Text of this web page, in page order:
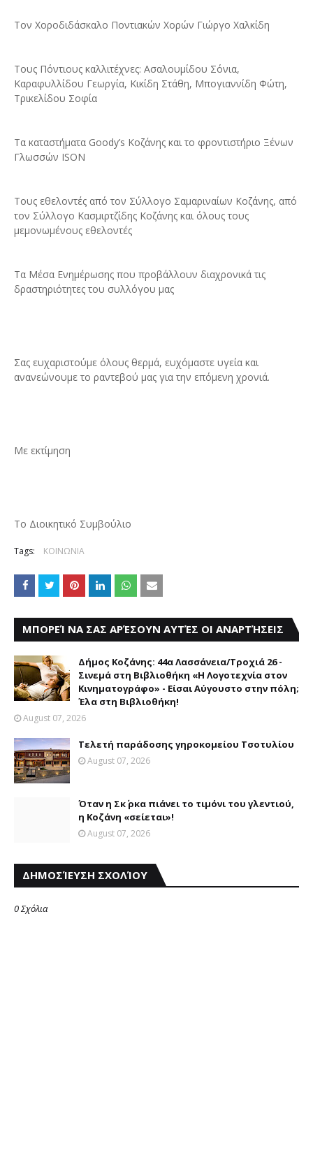
Τον Χοροδιδάσκαλο Ποντιακών Χορών Γιώργο Χαλκίδη
Τους Πόντιους καλλιτέχνες: Ασαλουμίδου Σόνια,
Καραφυλλίδου Γεωργία, Κικίδη Στάθη, Μπογιαννίδη Φώτη,
Τρικελίδου Σοφία
Τα καταστήματα Goody’s Κοζάνης και το φροντιστήριο Ξένων
Γλωσσών ISON
Τους εθελοντές από τον Σύλλογο Σαμαριναίων Κοζάνης, από
τον Σύλλογο Κασμιρτζίδης Κοζάνης και όλους τους
μεμονωμένους εθελοντές
Τα Μέσα Ενημέρωσης που προβάλλουν διαχρονικά τις
δραστηριότητες του συλλόγου μας
Σας ευχαριστούμε όλους θερμά, ευχόμαστε υγεία και
ανανεώνουμε το ραντεβού μας για την επόμενη χρονιά.
Με εκτίμηση
Το Διοικητικό Συμβούλιο
Tags: ΚΟΙΝΩΝΙΑ
ΜΠΟΡΕΊ ΝΑ ΣΑΣ ΑΡΈΣΟΥΝ ΑΥΤΈΣ ΟΙ ΑΝΑΡΤΉΣΕΙΣ
Δήμος Κοζάνης: 44α Λασσάνεια/Τροχιά 26 -
Σινεμά στη Βιβλιοθήκη «Η Λογοτεχνία στον
Κινηματογράφο» - Είσαι Αύγουστο στην πόλη;
Έλα στη Βιβλιοθήκη!
August 07, 2026
Τελετή παράδοσης γηροκομείου Τσοτυλίου
August 07, 2026
Όταν η Σκ΄ ρκα πιάνει το τιμόνι του γλεντιού,
η Κοζάνη «σείεται»!
August 07, 2026
ΔΗΜΟΣΊΕΥΣΗ ΣΧΟΛΊΟΥ
0 Σχόλια